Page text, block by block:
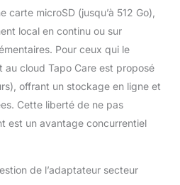
carte microSD (jusqu’à 512 Go),
local en continu ou sur
Pour ceux qui le
au cloud Tapo Care est proposé
offrant un stockage en ligne et
Cette liberté de ne pas
est un avantage concurrentiel
de l’adaptateur secteur